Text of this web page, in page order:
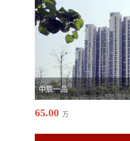
中辰一品
65.00 万